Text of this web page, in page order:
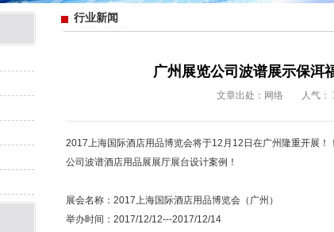
行业新闻
广州展览公司波谱展示保洱
文章出处：网络 人气：
2017上海国际酒店用品博览会将于12月12日在广州隆重开展！！
公司 波谱酒店用品展展厅展台设计案例！
展会名称：2017上海国际酒店用品博览会（广州）
举办时间：2017/12/12---2017/12/14